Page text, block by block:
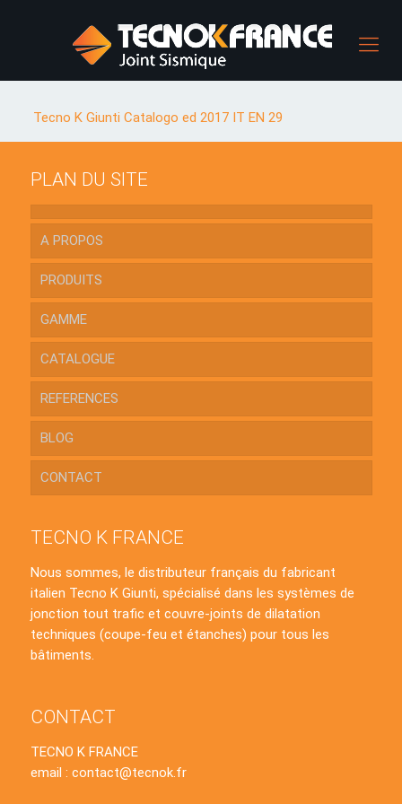
Tecno K Giunti Catalogo ed 2017 IT EN 29
PLAN DU SITE
A PROPOS
PRODUITS
GAMME
CATALOGUE
REFERENCES
BLOG
CONTACT
TECNO K FRANCE
Nous sommes, le distributeur français du fabricant
italien Tecno K Giunti, spécialisé dans les systèmes de
jonction tout trafic et couvre-joints de dilatation
techniques (coupe-feu et étanches) pour tous les
bâtiments.
CONTACT
TECNO K FRANCE
email : contact@tecnok.fr